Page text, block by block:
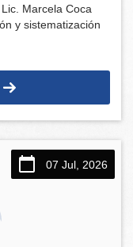
Marcela Coca
y sistematización
07 Jul, 2026